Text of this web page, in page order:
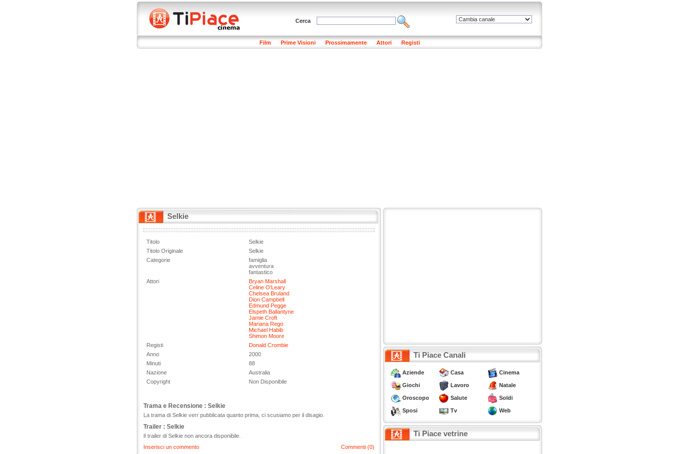
Cerca
Film Prime Visioni Prossimamente Attori Registi
Selkie
Titolo
Selkie
Titolo Originale
Selkie
Categorie
famiglia
avventura
fantastico
Attori
Bryan Marshall
Celine O'Leary
Chelsea Bruland
Dion Campbell
Edmund Pegge
Elspeth Ballantyne
Jamie Croft
Mariana Rego
Michael Habib
Shimon Moore
Registi
Donald Crombie
Anno
2000
Minuti
88
Nazione
Australia
Copyright
Non Disponibile
Trama e Recensione : Selkie
La trama di Selkie verr pubblicata quanto prima, ci scusiamo per il disagio.
Trailer : Selkie
Il trailer di Selkie non ancora disponibile.
Commenti (0)
Inserisci un commento
Ti Piace Canali
Aziende Casa Cinema
Giochi Lavoro Natale
Oroscopo Salute Soldi
Sposi Tv Web
Ti Piace vetrine